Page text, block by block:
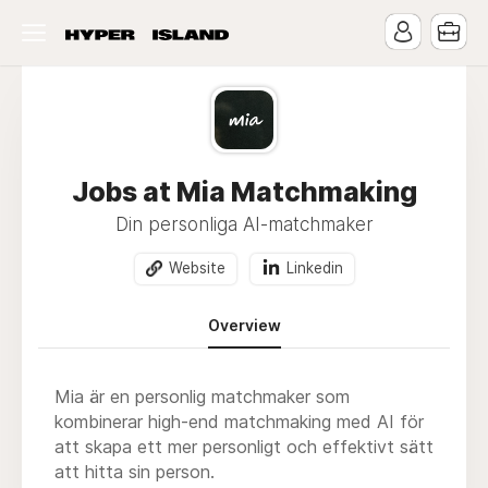
Jobs at Mia Matchmaking
Din personliga AI-matchmaker
Website Linkedin
Overview
Mia är en personlig matchmaker som
kombinerar high-end matchmaking med AI för
att skapa ett mer personligt och effektivt sätt
att hitta sin person.